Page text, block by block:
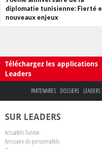
diplomatie tunisienne: Fierté
nouveaux enjeux
Téléchargez les applications
Leaders
PARTENAIRES DOSSIERS LEADERS
SUR LEADERS
Actualités Tunisie
Annuaire de personnalités